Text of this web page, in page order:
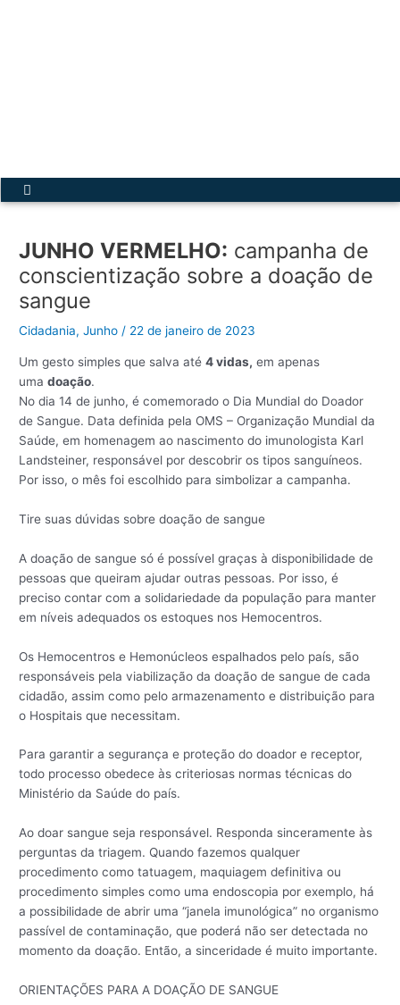
Menu
JUNHO VERMELHO: campanha de
conscientização sobre a doação de
sangue
Cidadania,Junho / 22 de janeiro de 2023
Um gesto simples que salva até4 vidas, em apenas
umadoação.
No dia 14 de junho, é comemorado o Dia Mundial do Doador
de Sangue. Data definida pela OMS – Organização Mundial da
Saúde, em homenagem ao nascimento do imunologista Karl
Landsteiner, responsável por descobrir os tipos sanguíneos.
Por isso, o mês foi escolhido para simbolizar a campanha.
Tire suas dúvidas sobre doação de sangue
A doação de sangue só é possível graças à disponibilidade de
pessoas que queiram ajudar outras pessoas. Por isso, é
preciso contar com a solidariedade da população para manter
em níveis adequados os estoques nos Hemocentros.
Os Hemocentros e Hemonúcleos espalhados pelo país, são
responsáveis pela viabilização da doação de sangue de cada
cidadão, assim como pelo armazenamento e distribuição para
o Hospitais que necessitam.
Para garantir a segurança e proteção do doador e receptor,
todo processo obedece às criteriosas normas técnicas do
Ministério da Saúde do país.
Ao doar sangue seja responsável. Responda sinceramente às
perguntas da triagem. Quando fazemos qualquer
procedimento como tatuagem, maquiagem definitiva ou
procedimento simples como uma endoscopia por exemplo, há
a possibilidade de abrir uma “janela imunológica” no organismo
passível de contaminação, que poderá não ser detectada no
momento da doação. Então, a sinceridade é muito importante.
ORIENTAÇÕES PARA A DOAÇÃO DE SANGUE